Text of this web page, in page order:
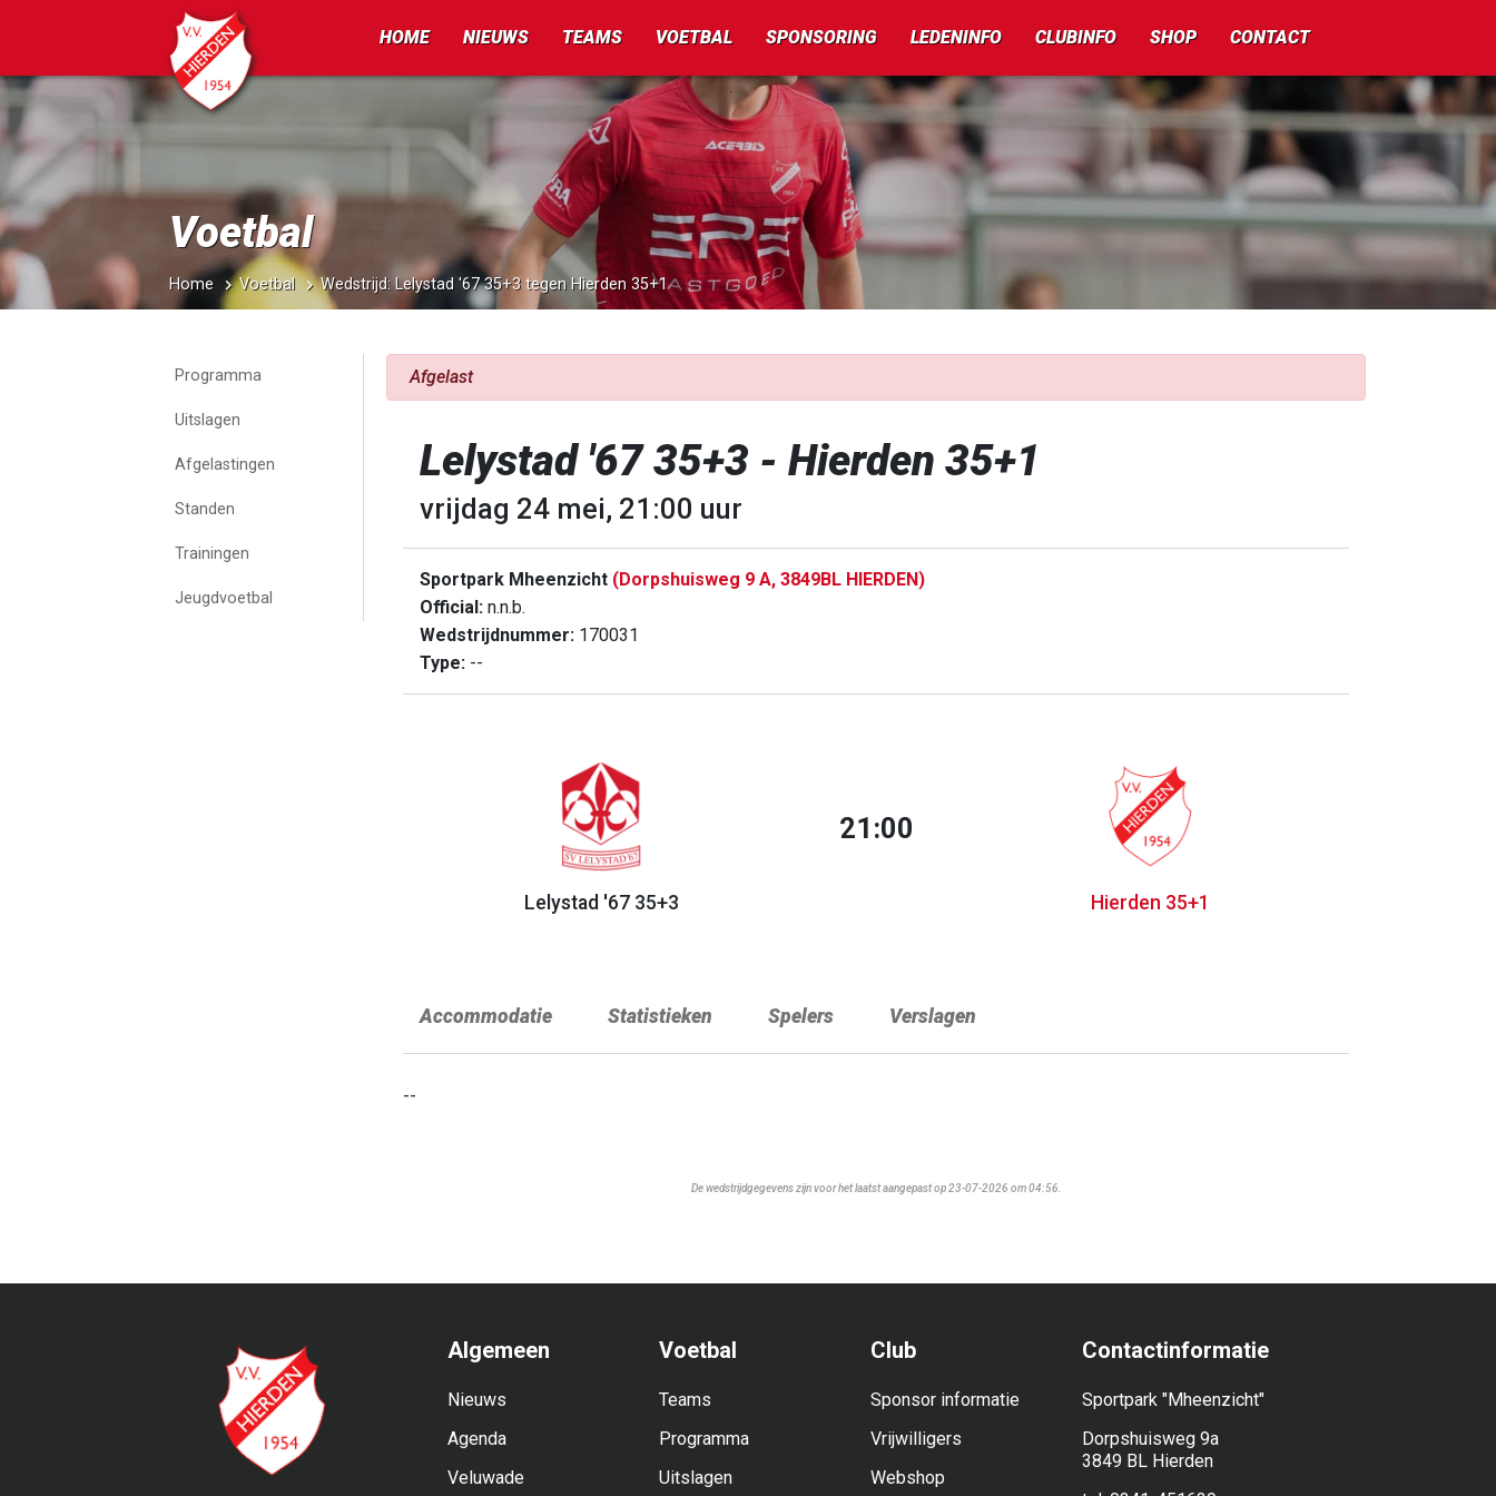
HOME NIEUWS TEAMS VOETBAL SPONSORING LEDENINFO CLUBINFO SHOP CONTACT
Voetbal
Home Voetbal Wedstrijd: Lelystad '67 35+3 tegen Hierden 35+1
Programma
Uitslagen
Afgelastingen
Standen
Trainingen
Jeugdvoetbal
Afgelast
Lelystad '67 35+3 - Hierden 35+1
vrijdag 24 mei, 21:00 uur
Sportpark Mheenzicht (Dorpshuisweg 9 A, 3849BL HIERDEN)
Official: n.n.b.
Wedstrijdnummer: 170031
Type: --
Lelystad '67 35+3
21:00
Hierden 35+1
Accommodatie Statistieken Spelers Verslagen
--
De wedstrijdgegevens zijn voor het laatst aangepast op 23-07-2026 om 04:56.
Algemeen
Nieuws
Agenda
Veluwade
Voetbal
Teams
Programma
Uitslagen
Club
Sponsor informatie
Vrijwilligers
Webshop
Contactinformatie
Sportpark "Mheenzicht"
Dorpshuisweg 9a
3849 BL Hierden